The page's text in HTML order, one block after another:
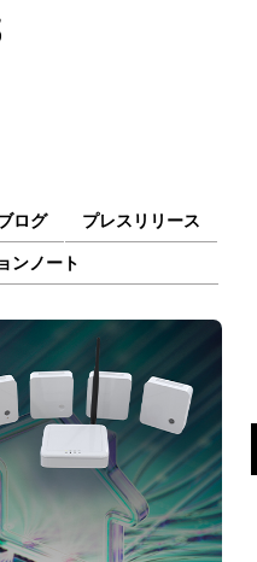
ログ
プレスリリース
ンノート